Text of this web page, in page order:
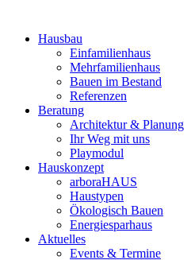
Hausbau
Einfamilienhaus
Mehrfamilienhaus
Bauen im Bestand
Referenzen
Beratung
Architektur & Planung
Ihr Weg mit uns
Playmodul
Hauskonzept
arboraHAUS
Haustypen
Ökologisch Bauen
Energiesparhaus
Aktuelles
Events & Termine